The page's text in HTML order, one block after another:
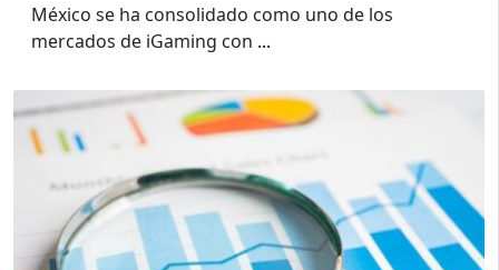
México se ha consolidado como uno de los
mercados de iGaming con ...